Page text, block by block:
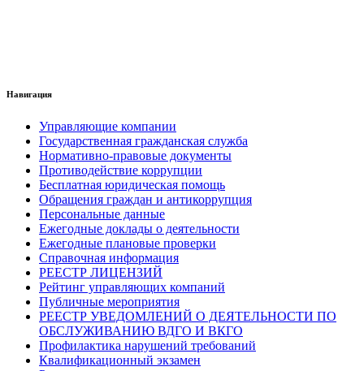
Навигация
Управляющие компании
Государственная гражданская служба
Нормативно-правовые документы
Противодействие коррупции
Бесплатная юридическая помощь
Обращения граждан и антикоррупция
Персональные данные
Ежегодные доклады о деятельности
Ежегодные плановые проверки
Справочная информация
РЕЕСТР ЛИЦЕНЗИЙ
Рейтинг управляющих компаний
Публичные мероприятия
РЕЕСТР УВЕДОМЛЕНИЙ О ДЕЯТЕЛЬНОСТИ ПО
ОБСЛУЖИВАНИЮ ВДГО И ВКГО
Профилактика нарушений требований
Квалификационный экзамен